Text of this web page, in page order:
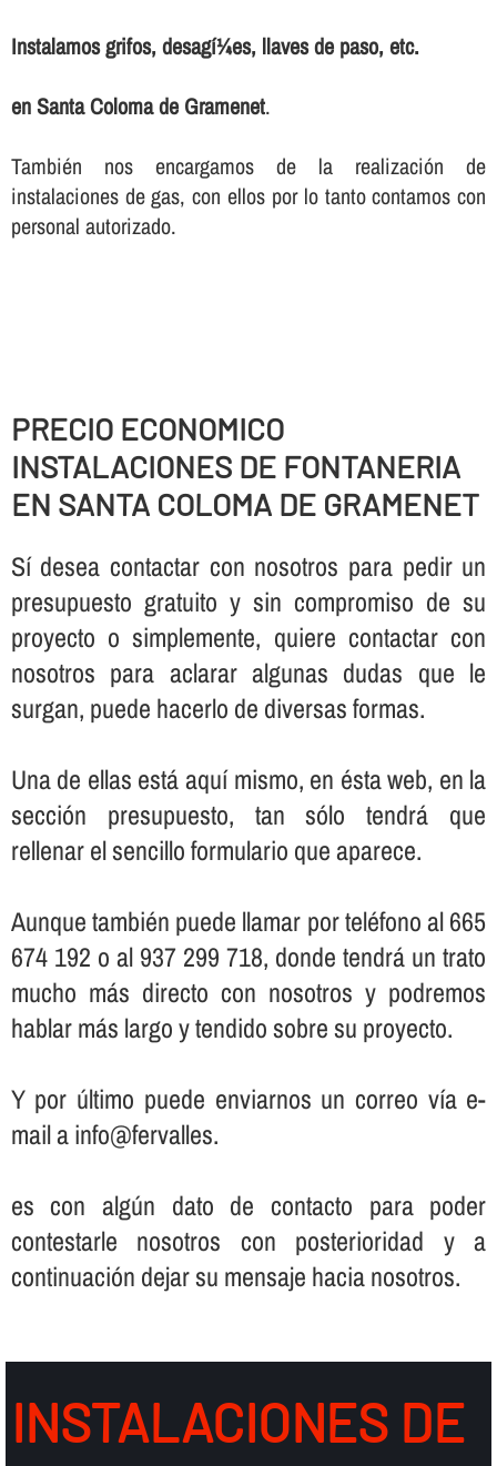
Instalamos grifos, desagí¼es, llaves de paso, etc.
en Santa Coloma de Gramenet.
También nos encargamos de la realización de
instalaciones de gas, con ellos por lo tanto contamos con
personal autorizado.
PRECIO ECONOMICO
INSTALACIONES DE FONTANERIA
EN SANTA COLOMA DE GRAMENET
Sí­ desea contactar con nosotros para pedir un
presupuesto gratuito y sin compromiso de su
proyecto o simplemente, quiere contactar con
nosotros para aclarar algunas dudas que le
surgan, puede hacerlo de diversas formas.
Una de ellas está aquí­ mismo, en ésta web, en la
sección presupuesto, tan sólo tendrá que
rellenar el sencillo formulario que aparece.
Aunque también puede llamar por teléfono al 665
674 192 o al 937 299 718, donde tendrá un trato
mucho más directo con nosotros y podremos
hablar más largo y tendido sobre su proyecto.
Y por último puede enviarnos un correo ví­a e-
mail a info@fervalles.
es con algún dato de contacto para poder
contestarle nosotros con posterioridad y a
continuación dejar su mensaje hacia nosotros.
INSTALACIONES DE